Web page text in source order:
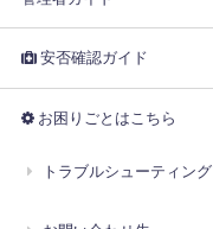
安否確認ガイド
お困りごとはこちら
トラブルシューティング